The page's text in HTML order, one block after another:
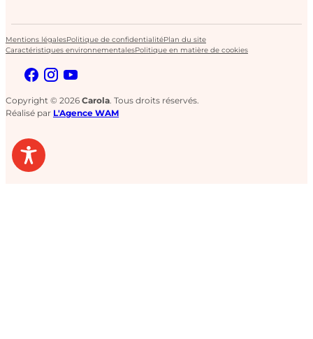
Mentions légalesPolitique de confidentialitéPlan du site
Caractéristiques environnementalesPolitique en matière de cookies
Copyright © 2026 Carola. Tous droits réservés.
Réalisé par L'Agence WAM